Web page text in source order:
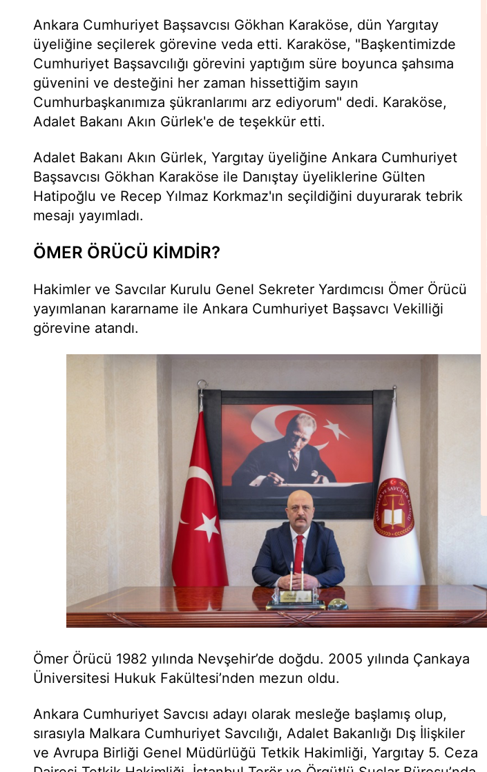
Ankara Cumhuriyet Başsavcısı Gökhan Karaköse, dün Yargıtay
üyeliğine seçilerek görevine veda etti. Karaköse, "Başkentimizde
Cumhuriyet Başsavcılığı görevini yaptığım süre boyunca şahsıma
güvenini ve desteğini her zaman hissettiğim sayın
Cumhurbaşkanımıza şükranlarımı arz ediyorum" dedi. Karaköse,
Adalet Bakanı Akın Gürlek'e de teşekkür etti.
Adalet Bakanı Akın Gürlek, Yargıtay üyeliğine Ankara Cumhuriyet
Başsavcısı Gökhan Karaköse ile Danıştay üyeliklerine Gülten
Hatipoğlu ve Recep Yılmaz Korkmaz'ın seçildiğini duyurarak tebrik
mesajı yayımladı.
ÖMER ÖRÜCÜ KİMDİR?
Hakimler ve Savcılar Kurulu Genel Sekreter Yardımcısı Ömer Örücü
yayımlanan kararname ile Ankara Cumhuriyet Başsavcı Vekilliği
görevine atandı.
Ömer Örücü 1982 yılında Nevşehir’de doğdu. 2005 yılında Çankaya
Üniversitesi Hukuk Fakültesi’nden mezun oldu.
Ankara Cumhuriyet Savcısı adayı olarak mesleğe başlamış olup,
sırasıyla Malkara Cumhuriyet Savcılığı, Adalet Bakanlığı Dış İlişkiler
ve Avrupa Birliği Genel Müdürlüğü Tetkik Hakimliği, Yargıtay 5. Ceza